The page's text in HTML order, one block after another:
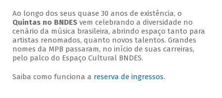
Ao longo dos seus quase 30 anos de existência, o
Quintas no BNDESvem celebrando a diversidade no
cenário da música brasileira, abrindo espaço tanto para
artistas renomados, quanto novos talentos. Grandes
nomes da MPB passaram, no início de suas carreiras,
pelo palco do Espaço Cultural BNDES.
Saiba como funciona a reserva de ingressos.